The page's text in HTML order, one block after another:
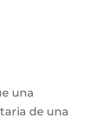
una
de una